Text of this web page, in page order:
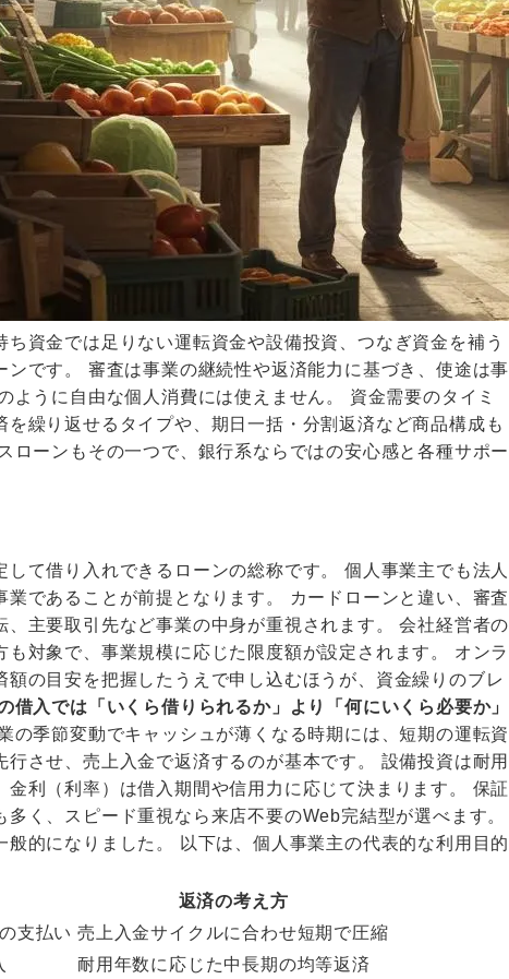
資金では足りない運転資金や設備投資、つなぎ資金を補う
です。 審査は事業の継続性や返済能力に基づき、使途は事
ように自由な個人消費には使えません。 資金需要のタイミ
を繰り返せるタイプや、期日一括・分割返済など商品構成も
ローンもその一つで、銀行系ならではの安心感と各種サポー
て借り入れできるローンの総称です。 個人事業主でも法人
であることが前提となります。 カードローンと違い、審査
主要取引先など事業の中身が重視されます。 会社経営者の
対象で、事業規模に応じた限度額が設定されます。 オンラ
の目安を把握したうえで申し込むほうが、資金繰りのブレ
借入では「いくら借りられるか」より「何にいくら必要か」
の季節変動でキャッシュが薄くなる時期には、短期の運転資
させ、売上入金で返済するのが基本です。 設備投資は耐用
利（利率）は借入期間や信用力に応じて決まります。 保証
く、スピード重視なら来店不要のWeb完結型が選べます。
般的になりました。 以下は、個人事業主の代表的な利用目的
返済の考え方
支払い 売上入金サイクルに合わせ短期で圧縮
耐用年数に応じた中長期の均等返済